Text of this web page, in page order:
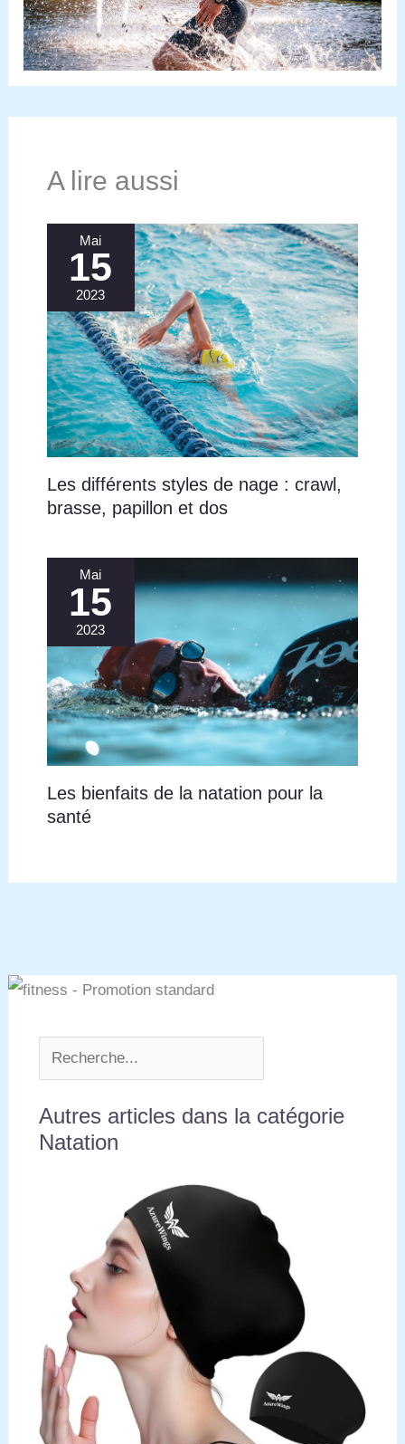
A lire aussi
Mai
15
2023
Les différents styles de nage : crawl,
brasse, papillon et dos
Mai
15
2023
Les bienfaits de la natation pour la
santé
Autres articles dans la catégorie
Natation